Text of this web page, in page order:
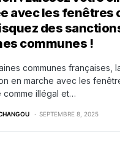
avec les fenêtres
des
communes !
communes françaises,
en marche avec les
comme illégal et…
SEPTEMBRE 8, 2025